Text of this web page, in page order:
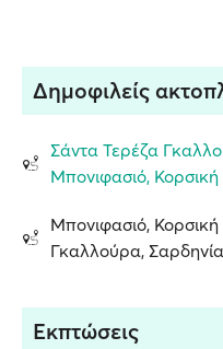
Δημοφιλείς
Σάντα Τερέζα
Μπονιφασιό, Κορσική
Μπονιφασιό,
Γκαλλούρα, Σαρδηνία
Εκπτώσεις